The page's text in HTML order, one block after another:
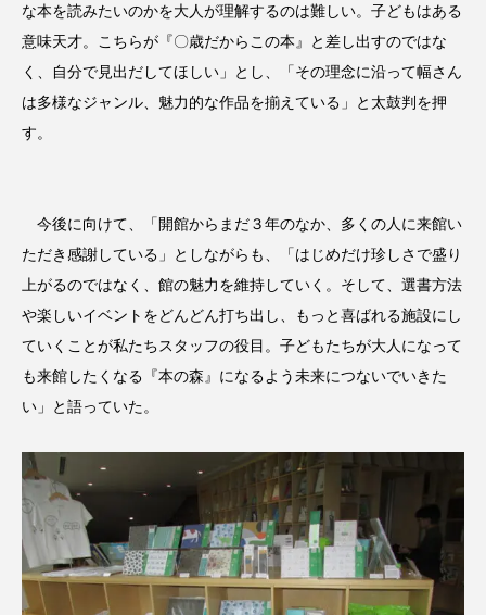
な本を読みたいのかを大人が理解するのは難しい。子どもはある
意味天才。こちらが『〇歳だからこの本』と差し出すのではな
く、自分で見出だしてほしい」とし、「その理念に沿って幅さん
は多様なジャンル、魅力的な作品を揃えている」と太鼓判を押
す。
今後に向けて、「開館からまだ３年のなか、多くの人に来館い
ただき感謝している」としながらも、「はじめだけ珍しさで盛り
上がるのではなく、館の魅力を維持していく。そして、選書方法
や楽しいイベントをどんどん打ち出し、もっと喜ばれる施設にし
ていくことが私たちスタッフの役目。子どもたちが大人になって
も来館したくなる『本の森』になるよう未来につないでいきた
い」と語っていた。